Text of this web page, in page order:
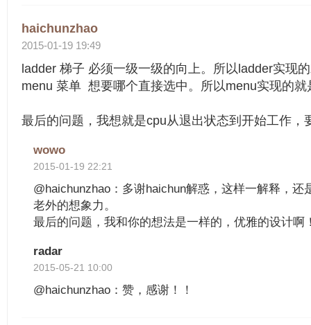
haichunzhao
2015-01-19 19:49
ladder 梯子 必须一级一级的向上。所以ladder实现
menu 菜单 想要哪个直接选中。所以menu实现的
最后的问题，我想就是cpu从退出状态到开始工作，
wowo
2015-01-19 22:21
@haichunzhao：多谢haichun解惑，这样一解释，还
老外的想象力。
最后的问题，我和你的想法是一样的，优雅的设计啊
radar
2015-05-21 10:00
@haichunzhao：赞，感谢！！